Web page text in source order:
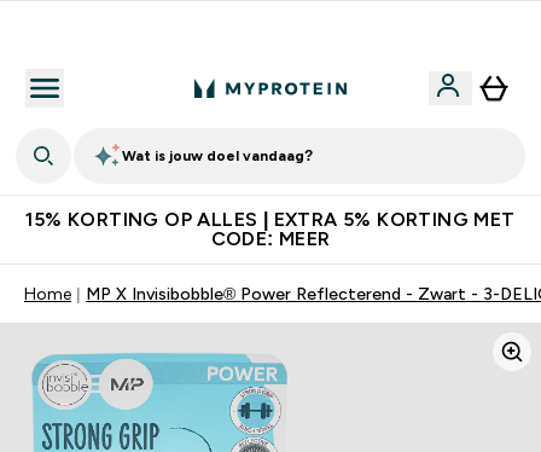
Wat is jouw doel vandaag?
15% KORTING OP ALLES | EXTRA 5% KORTING MET
CODE: MEER
Home MP X Invisibobble® Power Reflecterend - Zwart - 3-